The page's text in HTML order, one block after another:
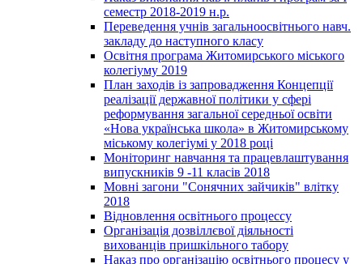
семестр 2018-2019 н.р.
Переведення учнів загальноосвітнього навч.
закладу до наступного класу
Освітня програма Житомирського міського
колегіуму 2019
План заходів із запровадження Концепції
реалізації державної політики у сфері
реформування загальної середньої освіти
«Нова українська школа» в Житомирському
міському колегіумі у 2018 році
Моніторинг навчання та працевлаштування
випускників 9 -11 класів 2018
Мовні загони "Сонячних зайчиків" влітку
2018
Відновлення освітнього процессу
Організація дозвіллєвої діяльності
вихованців пришкільного табору
Наказ про організацію освітнього процесу у